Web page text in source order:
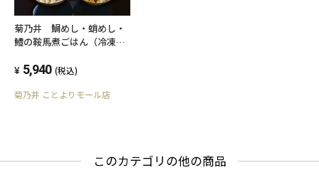
菊乃井 鯛めし・蛸めし・
鱧の鞍馬煮ごはん（冷凍
5,940 (税込)
菊乃井 ことよりモール店
このカテゴリの他の商品